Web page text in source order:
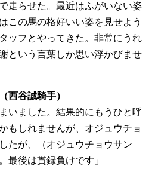
走らせた。最近はふがいない姿
この馬の格好いい姿を見せよう
ッフとやってきた。非常にうれ
という言葉しか思い浮かびませ
西谷誠騎手）
いました。結果的にもうひと呼
もしれませんが、オジュウチョ
たが、（オジュウチョウサン
最後は貫録負けです」